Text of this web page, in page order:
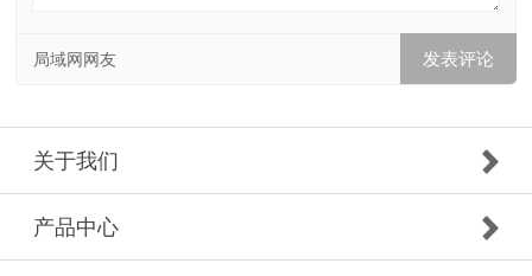
局域网网友
关于我们
产品中心